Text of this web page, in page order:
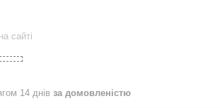
сайті
14 днів за домовленістю